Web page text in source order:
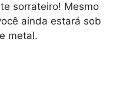
sorrateiro! Mesmo
ainda estará sob
metal.